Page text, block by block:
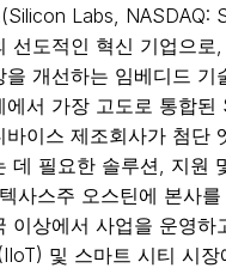
Labs, NASDAQ:
선도적인 혁신 기업으로
을 개선하는 임베디드 기
에서 가장 고도로 통합된
바이스 제조회사가 첨단
데 필요한 솔루션, 지원
사스주 오스틴에 본사
이상에서 사업을 운영하
및 스마트 시티 시